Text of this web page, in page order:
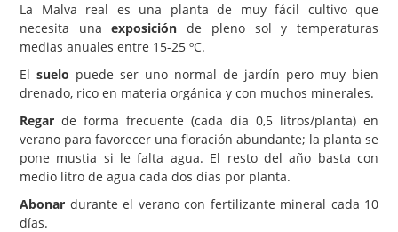
La Malva real es una planta de muy fácil cultivo que
necesita unaexposición de pleno sol y temperaturas
medias anuales entre 15-25 ºC.
El suelo puede ser uno normal de jardín pero muy bien
drenado, rico en materia orgánica y con muchos minerales.
Regar de forma frecuente (cada día 0,5 litros/planta) en
verano para favorecer una floración abundante; la planta se
pone mustia si le falta agua. El resto del año basta con
medio litro de agua cada dos días por planta.
Abonar durante el verano con fertilizante mineral cada 10
días.